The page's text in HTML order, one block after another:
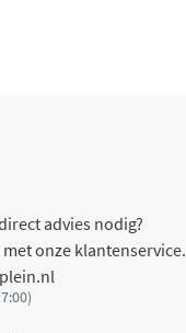
advies nodig?
onze klantenservice.